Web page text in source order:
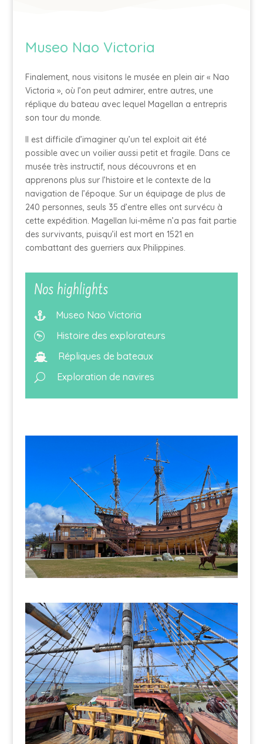
Museo Nao Victoria
Finalement, nous visitons le musée en plein air « Nao
Victoria », où l’on peut admirer, entre autres, une
réplique du bateau avec lequel Magellan a entrepris
son tour du monde.
Il est difficile d’imaginer qu’un tel exploit ait été
possible avec un voilier aussi petit et fragile. Dans ce
musée très instructif, nous découvrons et en
apprenons plus sur l’histoire et le contexte de la
navigation de l’époque. Sur un équipage de plus de
240 personnes, seuls 35 d’entre elles ont survécu à
cette expédition. Magellan lui-même n’a pas fait partie
des survivants, puisqu’il est mort en 1521 en
combattant des guerriers aux Philippines.
Nos highlights
 Museo Nao Victoria
 Histoire des explorateurs
 Répliques de bateaux
U Exploration de navires